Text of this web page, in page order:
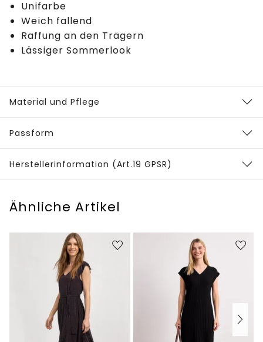
Unifarbe
Weich fallend
Raffung an den Trägern
Lässiger Sommerlook
Material und Pflege
Passform
Herstellerinformation (Art.19 GPSR)
Ähnliche Artikel